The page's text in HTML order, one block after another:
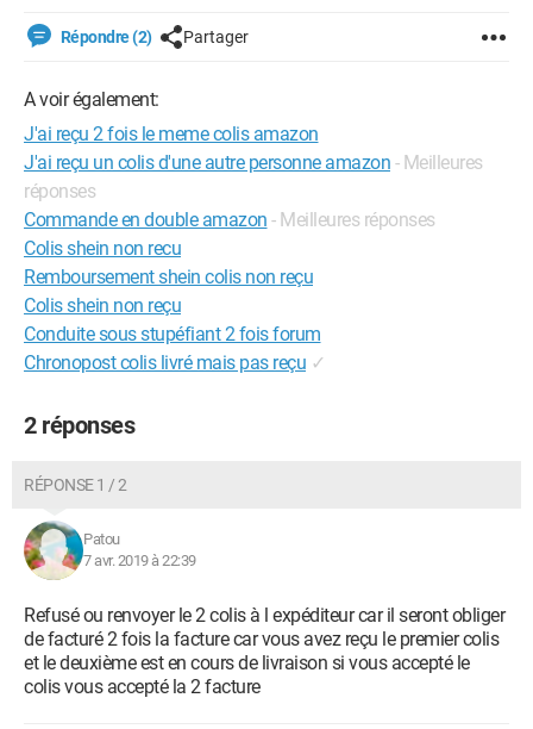
Répondre (2) Partager
A voir également:
J'ai reçu 2 fois le meme colis amazon
J'ai reçu un colis d'une autre personne amazon - Meilleures
réponses
Commande en double amazon - Meilleures réponses
Colis shein non recu
Remboursement shein colis non reçu
Colis shein non reçu
Conduite sous stupéfiant 2 fois forum
Chronopost colis livré mais pas reçu ✓
2 réponses
RÉPONSE 1 / 2
Patou
7 avr. 2019 à 22:39
Refusé ou renvoyer le 2 colis à l expéditeur car il seront obliger
de facturé 2 fois la facture car vous avez reçu le premier colis
et le deuxième est en cours de livraison si vous accepté le
colis vous accepté la 2 facture